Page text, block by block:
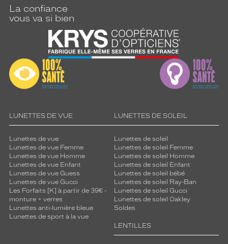
La confiance
vous va si bien
LUNETTES DE VUE
Lunettes de vue
Lunettes de vue Femme
Lunettes de vue Homme
Lunettes de vue Enfant
Lunettes de vue Guess
Lunettes de vue Gucci
Les Forfaits [K] à partir de 39€ -
monture + verres
Lunettes anti-lumière bleue
Lunettes de sport à la vue
LUNETTES DE SOLEIL
Lunettes de soleil
Lunettes de soleil Femme
Lunettes de soleil Homme
Lunettes de soleil Enfant
Lunettes de soleil bébé
Lunettes de soleil Ray-Ban
Lunettes de soleil Gucci
Lunettes de soleil Oakley
Soldes
LENTILLES